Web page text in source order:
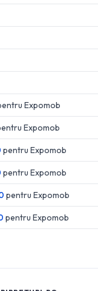
Expomob
Expomob
pentruExpomob
pentruExpomob
pentruExpomob
pentruExpomob